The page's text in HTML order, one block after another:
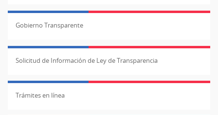
Gobierno Transparente
Solicitud de Información de Ley de Transparencia
Trámites en línea